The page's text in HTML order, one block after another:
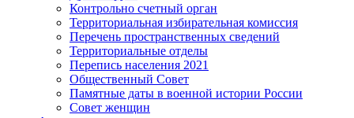
Контрольно счетный орган
Территориальная избирательная комиссия
Перечень пространственных сведений
Территориальные отделы
Перепись населения 2021
Общественный Совет
Памятные даты в военной истории России
Совет женщин